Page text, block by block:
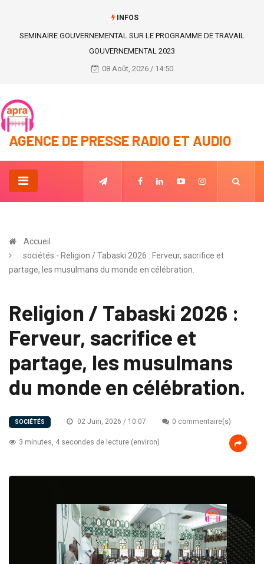
INFOS
Genre/VBG : période de vacances, période de laisser aller
08 Août, 2026 / 14:50
AGENCE DE PRESSE RADIO ET AUDIO
Accueil
sociétés - Religion / Tabaski 2026 : Ferveur, sacrifice et
partage, les musulmans du monde en célébration.
Religion / Tabaski 2026 :
Ferveur, sacrifice et
partage, les musulmans
du monde en célébration.
SOCIÉTÉS 02 Juin, 2026 / 10:07 0 commentaire(s)
3 minutes, 4 secondes de lecture (environ)